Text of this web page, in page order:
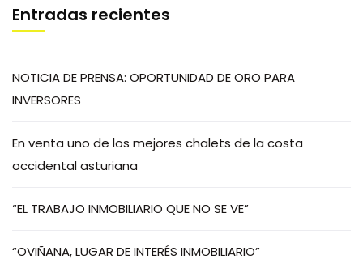
Entradas recientes
NOTICIA DE PRENSA: OPORTUNIDAD DE ORO PARA
INVERSORES
En venta uno de los mejores chalets de la costa
occidental asturiana
“EL TRABAJO INMOBILIARIO QUE NO SE VE”
“OVIÑANA, LUGAR DE INTERÉS INMOBILIARIO”